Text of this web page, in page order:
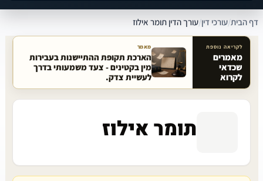
דף הבית/עורכי דין/עורך הדין תומר אילוז
מאמרים קשורים באתר
לקריאה נוספת
מאמרים
שכדאי
לקרוא
מאמר
הארכת תקופת ההתיישנות בעבירות
מין בקטינים - צעד משמעותי בדרך
לעשיית צדק.
תומר אילוז